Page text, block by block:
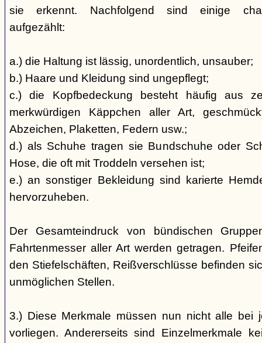
sie erkennt. Nachfolgend sind einige
aufgezählt:
a.) die Haltung ist lässig, unordentlich, unsauber;
b.) Haare und Kleidung sind ungepflegt;
c.) die Kopfbedeckung besteht häufig aus
merkwürdigen Käppchen aller Art,
Abzeichen, Plaketten, Federn usw.;
d.) als Schuhe tragen sie Bundschuhe oder
Hose, die oft mit Troddeln versehen ist;
e.) an sonstiger Bekleidung sind karierte
hervorzuheben.
Der Gesamteindruck von bündischen
Fahrtenmesser aller Art werden getragen.
den Stiefelschäften, Reißverschlüsse befinden
unmöglichen Stellen.
3.) Diese Merkmale müssen nun nicht alle bei
vorliegen. Andererseits sind Einzelmerkmale